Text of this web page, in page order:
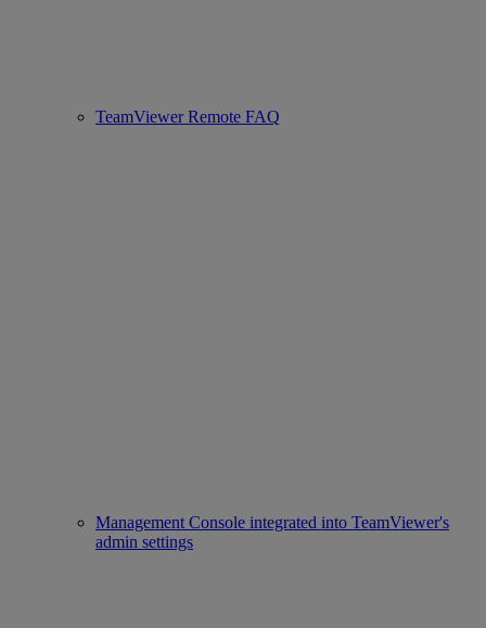
TeamViewer Remote FAQ
Management Console integrated into TeamViewer's
admin settings